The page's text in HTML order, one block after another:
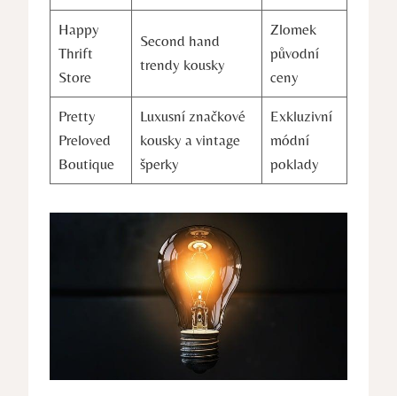
Happy
Thrift
Store
Second hand
trendy kousky
Zlomek
původní
ceny
Pretty
Preloved
Boutique
Luxusní značkové
kousky a vintage
šperky
Exkluzivní
módní
poklady